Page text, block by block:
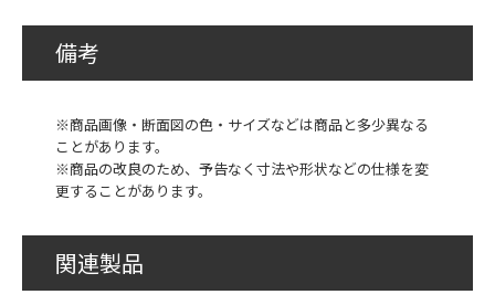
備考
※商品画像・断面図の色・サイズなどは商品と多少異なる
ことがあります。
※商品の改良のため、予告なく寸法や形状などの仕様を変
更することがあります。
関連製品